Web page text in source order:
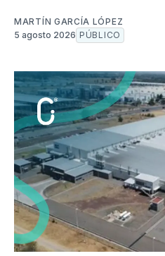
MARTÍN GARCÍA LÓPEZ
5 agosto 2026 PÚBLICO